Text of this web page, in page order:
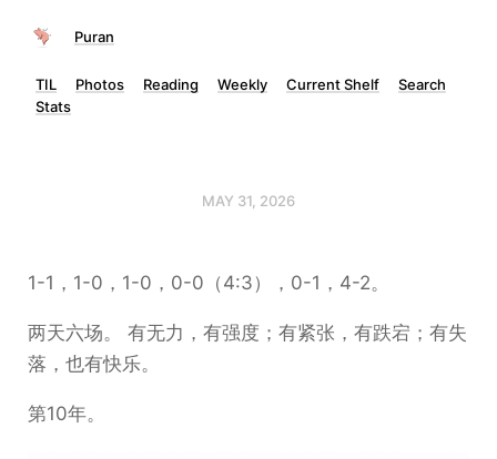
Puran
TIL Photos Reading Weekly Current Shelf
Search
Stats
MAY 31, 2026
1-1，1-0，1-0，0-0（4:3），0-1，4-2。
两天六场。 有无力，有强度；有紧张，有跌宕；有失
落，也有快乐。
第10年。